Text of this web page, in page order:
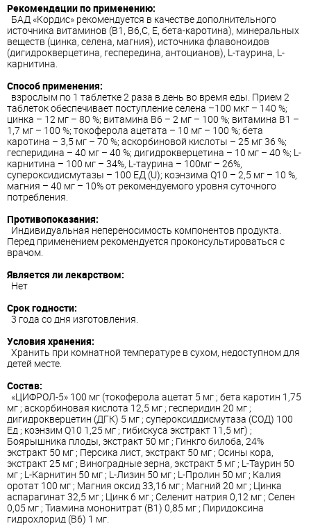
Рекомендации по применению:
БАД «Кордис» рекомендуется в качестве дополнительного
источника витаминов (В1, В6,С, Е, бета-каротина), минеральных
веществ (цинка, селена, магния), источника флавоноидов
(дигидрокверцетина, геспередина, антоцианов), L-таурина, L-
карнитина.
Способ применения:
взрослым по 1 таблетке 2 раза в день во время еды. Прием 2
таблеток обеспечивает поступление селена –100 мкг – 140 %;
цинка – 12 мг – 80 %; витамина В6 – 2 мг – 100 %; витамина В1 –
1,7 мг – 100 %; токоферола ацетата – 10 мг – 100 %; бета
каротина – 3,5 мг – 70 %; аскорбиновой кислоты – 25 мг 36 %;
гесперидина – 40 мг – 40 %; дигидрокверцетина – 10 мг – 40 %; L-
карнитина – 100 мг – 34%, L-таурина – 100мг – 26%,
супероксидисмутазы – 100 ЕД (U); коэнзима Q10 – 2,5 мг – 10 %,
магния – 40 мг – 10% от рекомендуемого уровня суточного
потребления.
Противопоказания:
Индивидуальная непереносимость компонентов продукта.
Перед применением рекомендуется проконсультироваться с
врачом.
Является ли лекарством:
Нет
Срок годности:
3 года со дня изготовления.
Условия хранения:
Хранить при комнатной температуре в сухом, недоступном для
детей месте.
Состав:
«ЦИФРОЛ-5» 100 мг (токоферола ацетат 5 мг ; бета каротин 1,75
мг ; аскорбиновая кислота 12,5 мг ; гесперидин 20 мг ;
дигидрокверцетин (ДГК) 5 мг ; супероксиддисмутаза (СОД) 100
Ед ; коэнзим Q10 1,25 мг ; гибискуса экстракт 11,5 мг) ;
Боярышника плоды, экстракт 50 мг ; Гинкго билоба, 24%
экстракт 50 мг ; Персика лист, экстракт 50 мг ; Осины кора,
экстракт 25 мг ; Виноградные зерна, экстракт 5 мг ; L-Таурин 50
мг ; L-Карнитин 50 мг ; L-Лизин 50 мг ; L-Пролин 50 мг ; Калия
оротат 100 мг ; Магния оксид 33,16 мг ; Магний 20 мг ; Цинка
аспарагинат 32,5 мг ; Цинк 6 мг ; Селенит натрия 0,12 мг ; Селен
0,05 мг ; Тиамина мононитрат (В1) 0,85 мг ; Пиридоксина
гидрохлорид (В6) 1 мг.